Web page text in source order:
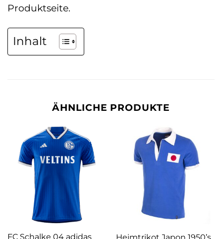
Produktseite.
Inhalt
ÄHNLICHE PRODUKTE
FC Schalke 04 adidas